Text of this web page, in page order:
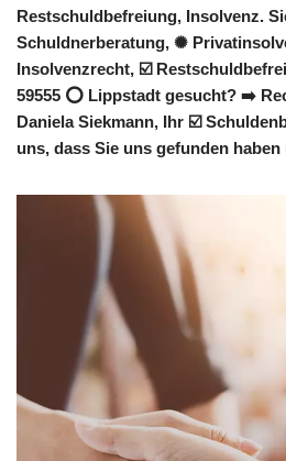
Restschuldbefreiung, Insolvenz.
Schuldnerberatung, ✺
Insolvenzrecht, ☑️
59555 ⭕ Lippstadt gesucht? ➡️
Daniela Siekmann, Ihr ☑️
uns, dass Sie uns gefunden